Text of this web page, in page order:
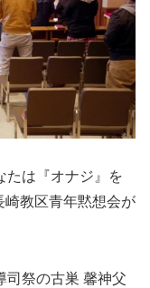
は『オナジ』を
崎教区青年黙想会が
祭の古巣 馨神父